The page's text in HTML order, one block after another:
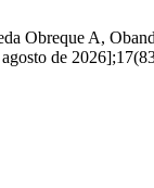
Obreque A,
de